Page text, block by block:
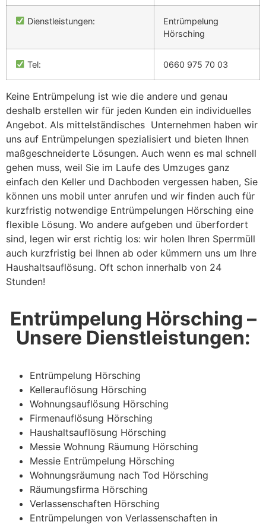
Dienstleistungen:
Entrümpelung
Hörsching
Tel: 0660 975 70 03
Keine Entrümpelung ist wie die andere und genau
deshalb erstellen wir für jeden Kunden ein individuelles
Angebot. Als mittelständisches Unternehmen haben wir
uns auf Entrümpelungen spezialisiert und bieten Ihnen
maßgeschneiderte Lösungen. Auch wenn es mal schnell
gehen muss, weil Sie im Laufe des Umzuges ganz
einfach den Keller und Dachboden vergessen haben, Sie
können uns mobil unter anrufen und wir finden auch für
kurzfristig notwendige Entrümpelungen Hörsching eine
flexible Lösung. Wo andere aufgeben und überfordert
sind, legen wir erst richtig los: wir holen Ihren Sperrmüll
auch kurzfristig bei Ihnen ab oder kümmern uns um Ihre
Haushaltsauflösung. Oft schon innerhalb von 24
Stunden!
Entrümpelung Hörsching –
Unsere Dienstleistungen:
Entrümpelung Hörsching
Kellerauflösung Hörsching
Wohnungsauflösung Hörsching
Firmenauflösung Hörsching
Haushaltsauflösung Hörsching
Messie Wohnung Räumung Hörsching
Messie Entrümpelung Hörsching
Wohnungsräumung nach Tod Hörsching
Räumungsfirma Hörsching
Verlassenschaften Hörsching
Entrümpelungen von Verlassenschaften in